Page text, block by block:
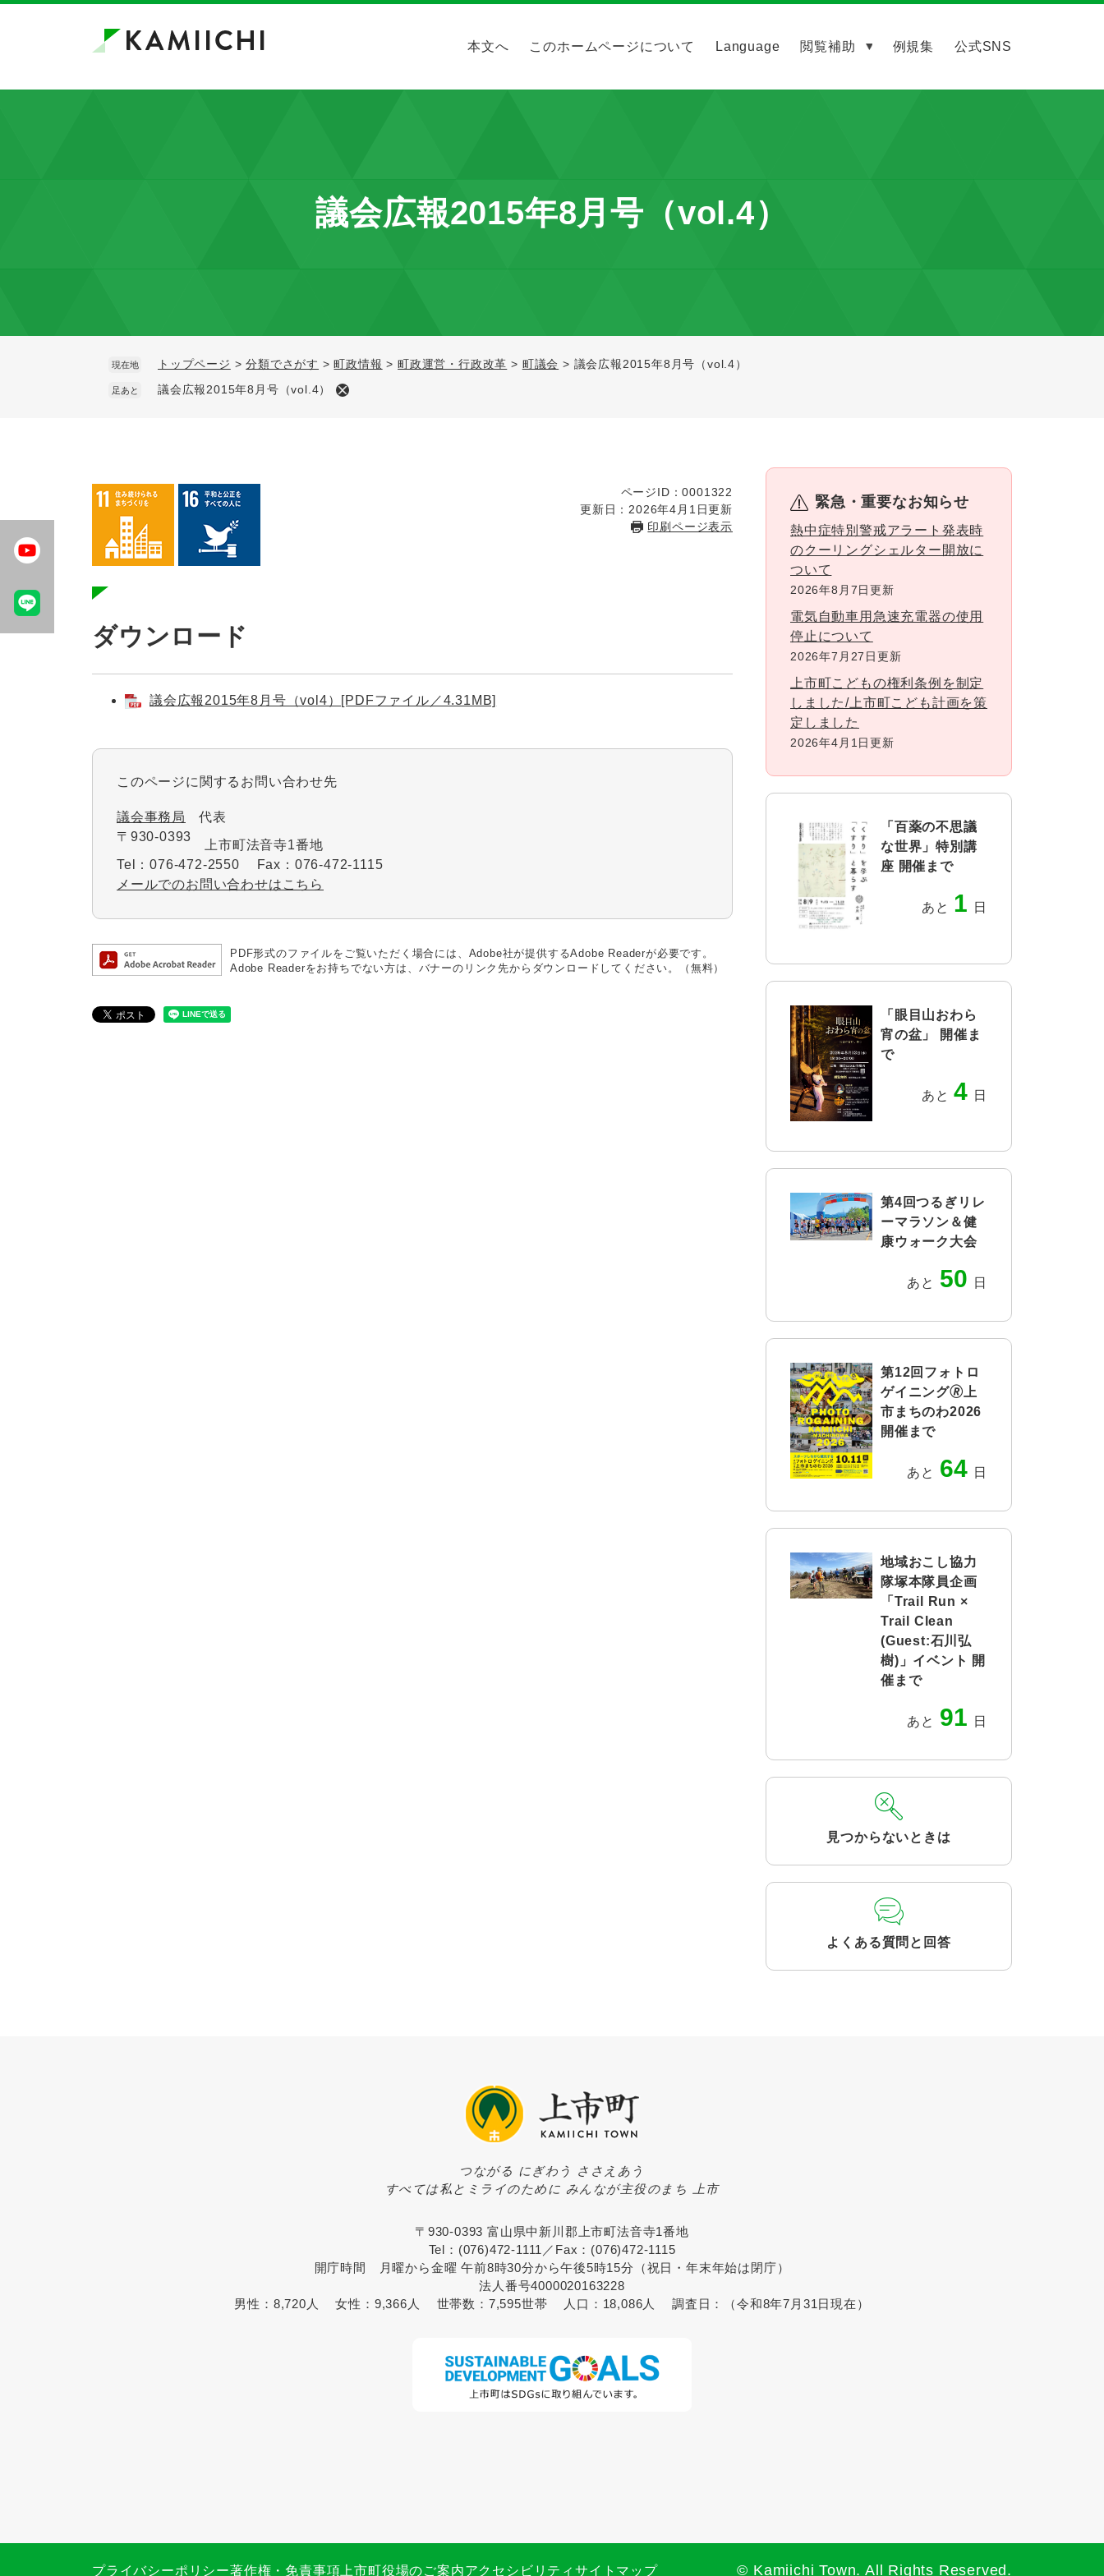
先
を
本文へ このホームページについて Language 閲覧補助 例規集 公式SNS
議会広報2015年8月号（vol.4）
現在地 トップページ >分類でさがす >町政情報 >町政運営・行政改革 > 町議会 > 議会広報2015年8月号（vol.4）
足あと 議会広報2015年8月号（vol.4）
文
ページID：0001322
更新日：2026年4月1日更新
印刷ページ表示
ダウンロード
議会広報2015年8月号（vol4）[PDFファイル／4.31MB]
このページに関するお問い合わせ先
議会事務局
代表
〒930-0393
上市町法音寺1番地
Tel：076-472-2550
Fax：076-472-1115
メールでのお問い合わせはこちら
PDF形式のファイルをご覧いただく場合には、Adobe社が提供するAdobe Readerが必要です。
Adobe Readerをお持ちでない方は、バナーのリンク先からダウンロードしてください。（無料）
緊急・重要なお知らせ
熱中症特別警戒アラート発表時
のクーリングシェルター開放に
ついて
2026年8月7日更新
電気自動車用急速充電器の使用
停止について
2026年7月27日更新
上市町こどもの権利条例を制定
しました/上市町こども計画を策
定しました
2026年4月1日更新
「百薬の不思議
な世界」特別講
座 開催まで
あと 1 日
「眼目山おわら
宵の盆」 開催ま
で
あと 4 日
第4回つるぎリレ
ーマラソン＆健
康ウォーク大会
あと 50 日
第12回フォトロ
ゲイニング🄬上
市まちのわ2026
開催まで
あと 64 日
地域おこし協力
隊塚本隊員企画
「Trail Run ×
Trail Clean
(Guest:石川弘
樹)」イベント 開
催まで
あと 91 日
見つからないときは
よくある質問と回答
つながる にぎわう ささえあう
すべては私とミライのために みんなが主役のまち 上市
〒930-0393 富山県中新川郡上市町法音寺1番地
Tel：(076)472-1111／Fax：(076)472-1115
開庁時間 月曜から金曜 午前8時30分から午後5時15分（祝日・年末年始は閉庁）
法人番号4000020163228
男性： 8,720人 女性： 9,366人 世帯数： 7,595世帯 人口： 18,086人 調査日： （令和8年7月31日現在）
プライバシーポリシー著作権・免責事項 上市町役場のご案内アクセシビリティサイトマップ © Kamiichi Town. All Rights Reserved.